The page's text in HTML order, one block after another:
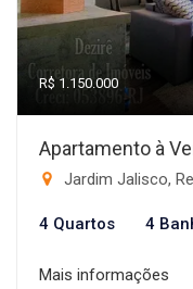
R$ 1.150.000
Apartamento à
Jardim Jalisco,
4 Quartos 4
Mais informações